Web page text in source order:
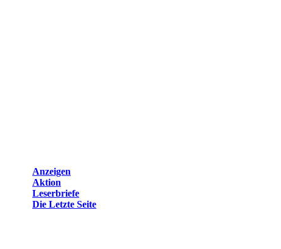
Anzeigen
Aktion
Leserbriefe
Die Letzte Seite